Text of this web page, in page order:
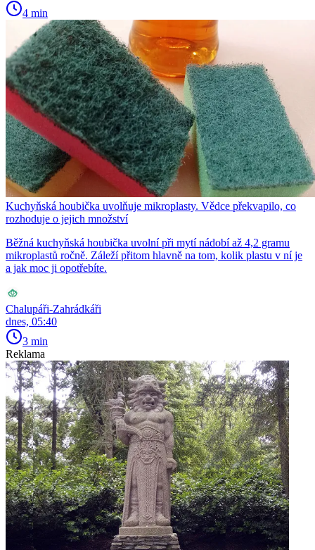
4 min
Kuchyňská houbička uvolňuje mikroplasty. Vědce překvapilo, co
rozhoduje o jejich množství
Běžná kuchyňská houbička uvolní při mytí nádobí až 4,2 gramu
mikroplastů ročně. Záleží přitom hlavně na tom, kolik plastu v ní je
a jak moc ji opotřebíte.
Chalupáři-Zahrádkáři
dnes, 05:40
3 min
Reklama